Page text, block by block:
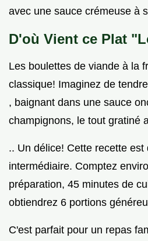
avec une sauce crémeuse à
D'où Vient ce Plat
Les boulettes de viande à la
classique! Imaginez de
, baignant dans une sauce
champignons, le tout gratiné
.. Un délice! Cette recette est
intermédiaire. Comptez
préparation, 45 minutes de
obtiendrez 6 portions
C'est parfait pour un repas